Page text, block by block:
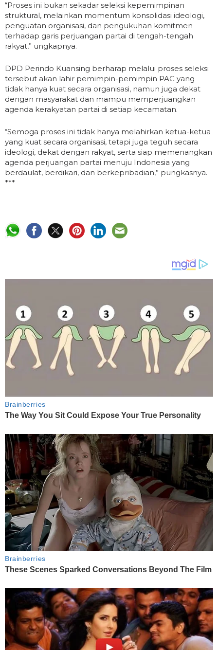
“Proses ini bukan sekadar seleksi kepemimpinan
struktural, melainkan momentum konsolidasi ideologi,
penguatan organisasi, dan pengukuhan komitmen
terhadap garis perjuangan partai di tengah-tengah
rakyat,” ungkapnya.
DPD Perindo Kuansing berharap melalui proses seleksi
tersebut akan lahir pemimpin-pemimpin PAC yang
tidak hanya kuat secara organisasi, namun juga dekat
dengan masyarakat dan mampu memperjuangkan
agenda kerakyatan partai di setiap kecamatan.
“Semoga proses ini tidak hanya melahirkan ketua-ketua
yang kuat secara organisasi, tetapi juga teguh secara
ideologi, dekat dengan rakyat, serta siap memenangkan
agenda perjuangan partai menuju Indonesia yang
berdaulat, berdikari, dan berkepribadian,” pungkasnya.
***